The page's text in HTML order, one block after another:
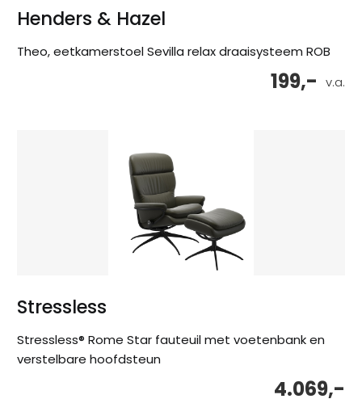
Henders & Hazel
Theo, eetkamerstoel Sevilla relax draaisysteem ROB
v.a.
199,-
Stressless
Stressless® Rome Star fauteuil met voetenbank en
verstelbare hoofdsteun
4.069,-